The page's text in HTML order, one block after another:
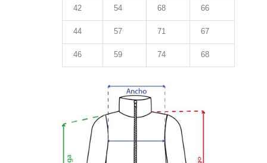
42 54 68 66
44 57 71 67
46 59 74 68